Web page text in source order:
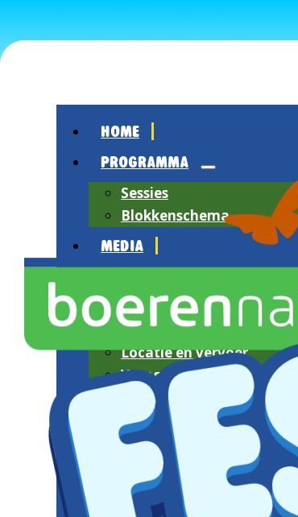
HOME
PROGRAMMA
Sessies
Blokkenschema
MEDIA
Over BoerenNatuur
Sfeerimpressie
Locatie en vervoer
Vraag en antwoord
CONTACT